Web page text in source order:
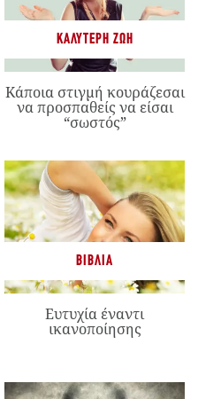
ΚΑΛΎΤΕΡΗ ΖΩΉ
Κάποια στιγμή κουράζεσαι
να προσπαθείς να είσαι
“σωστός”
ΒΙΒΛΊΑ
Ευτυχία έναντι
ικανοποίησης